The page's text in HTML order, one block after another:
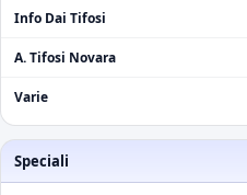
Info Dai Tifosi
A. Tifosi Novara
Varie
Speciali